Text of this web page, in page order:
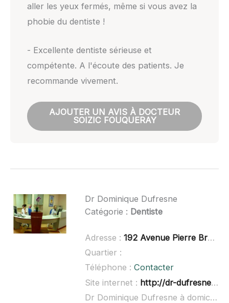
aller les yeux fermés, même si vous avez la
phobie du dentiste !
- Excellente dentiste sérieuse et
compétente. A l'écoute des patients. Je
recommande vivement.
AJOUTER UN AVIS À DOCTEUR
SOIZIC FOUQUERAY
Dr Dominique Dufresne
Catégorie : Dentiste
Adresse : 192 Avenue Pierre Brossolette, 92240 Malakoff
Quartier :
Téléphone : Contacter
Site internet : http://dr-dufresne-dominique.chirurgiens-dentistes.fr/
Dr Dominique Dufresne à domicile :